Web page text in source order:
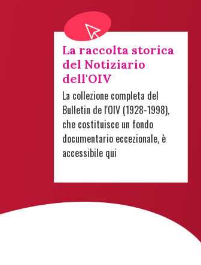
La raccolta storica
del Notiziario
dell'OIV
La collezione completa del
Bulletin de l'OIV (1928-1998),
che costituisce un fondo
documentario eccezionale, è
accessibile qui